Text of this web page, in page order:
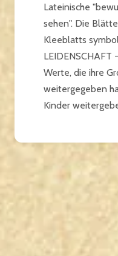
Lateinische
sehen". Die
Kleeblatts
LEIDENSCHAFT
Werte, die ihre
weitergegeben
Kinder